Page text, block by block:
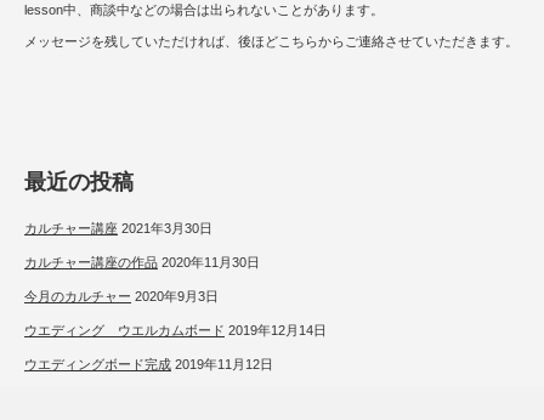
lesson中、商談中などの場合は出られないことがあります。
メッセージを残していただければ、後ほどこちらからご連絡させていただきます。
最近の投稿
カルチャー講座 2021年3月30日
カルチャー講座の作品 2020年11月30日
今月のカルチャー 2020年9月3日
ウエディング ウエルカムボード 2019年12月14日
ウエディングボード完成 2019年11月12日